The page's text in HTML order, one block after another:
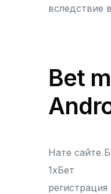
вследствие
Bet
Нате сайте
1хБет
регистрация